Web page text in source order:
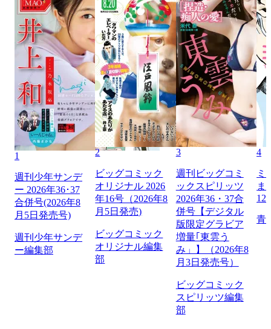
1
週刊少年サンデ
ー 2026年36･37
合併号(2026年8
月5日発売号)
週刊少年サンデ
ー編集部
2
ビッグコミック
オリジナル 2026
年16号（2026年8
月5日発売)
ビッグコミック
オリジナル編集
部
3
週刊ビッグコミ
ックスピリッツ
2026年36・37合
併号【デジタル
版限定グラビア
増量｢東雲う
み」】（2026年8
月3日発売号）
ビッグコミック
スピリッツ編集
部
4
ミ
ま
129
青